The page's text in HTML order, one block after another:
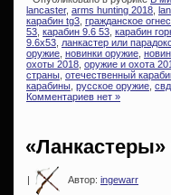
lancaster, arms hunting 2018,
карабин tg3, гражданское
53, карабин 9.6 53, карабин
9.6х53, ланкастер или парадокс
оружие, новинки оружие,
охоты 2018, оружие и охота
страны, отечественный
карабины, русское оружие,
Комментариев нет »
«Ланкастеры»
| Автор: ingewarr